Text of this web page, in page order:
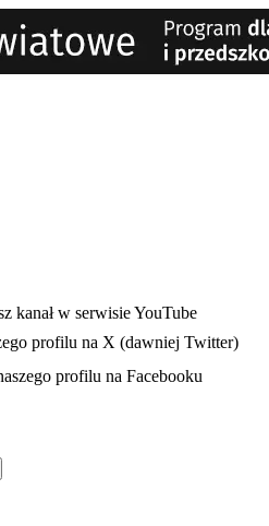
karcie
w nowej karcie
kanał w serwisie YouTube
profilu na X (dawniej Twitter)
w nowej karcieprofilu na Facebooku